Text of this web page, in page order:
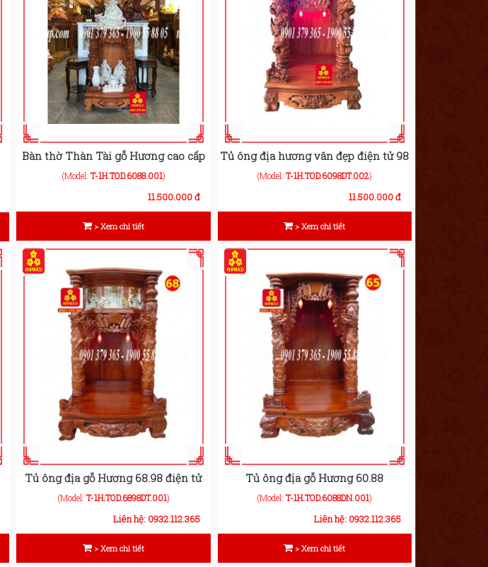
Bàn thờ Thàn Tài gỗ Hương cao cấp
(Model: T-1H.TOD.6088.001)
11.500.000 đ
> Xem chi tiết
Tủ ông địa hương vân đẹp điện tử 98
(Model:T-1H.TOD.6098DT.002)
11.500.000 đ
> Xem chi tiết
Tủ ông địa gỗ Hương 68.98 điện tử
(Model: T-1H.TOD.6898DT.001)
Liên hệ: 0932.112.365
> Xem chi tiết
Tủ ông địa gỗ Hương 60.88
(Model:T-1H.TOD.6088DN.001)
Liên hệ: 0932.112.365
> Xem chi tiết